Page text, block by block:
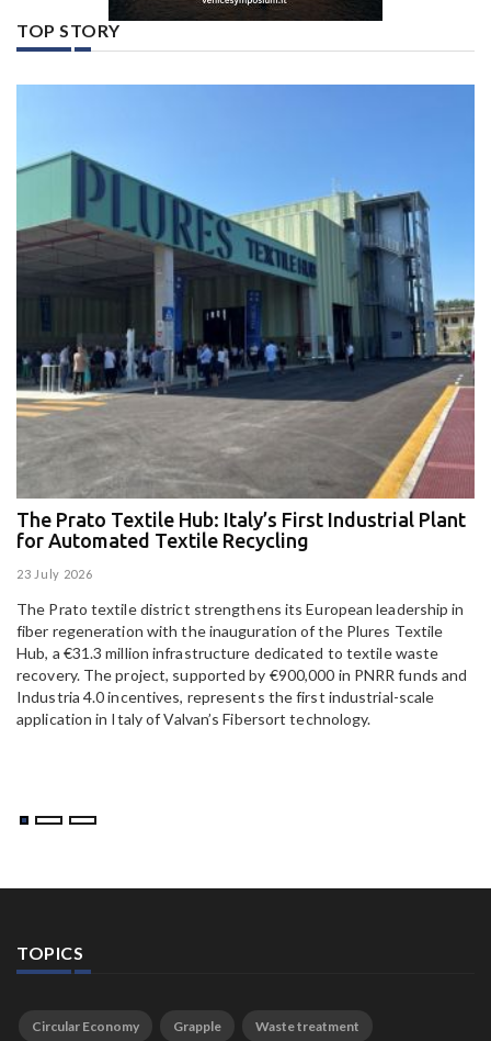
TOP STORY
The Prato Textile Hub: Italy’s First Industrial Plant
for Automated Textile Recycling
23 July 2026
The Prato textile district strengthens its European leadership in
fiber regeneration with the inauguration of the Plures Textile
Hub, a €31.3 million infrastructure dedicated to textile waste
recovery. The project, supported by €900,000 in PNRR funds and
Industria 4.0 incentives, represents the first industrial-scale
application in Italy of Valvan’s Fibersort technology.
TOPICS
Circular Economy Grapple Waste treatment